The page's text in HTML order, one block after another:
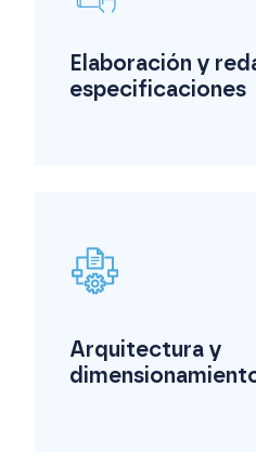
Elaboración y
especificaciones
Arquitectura y